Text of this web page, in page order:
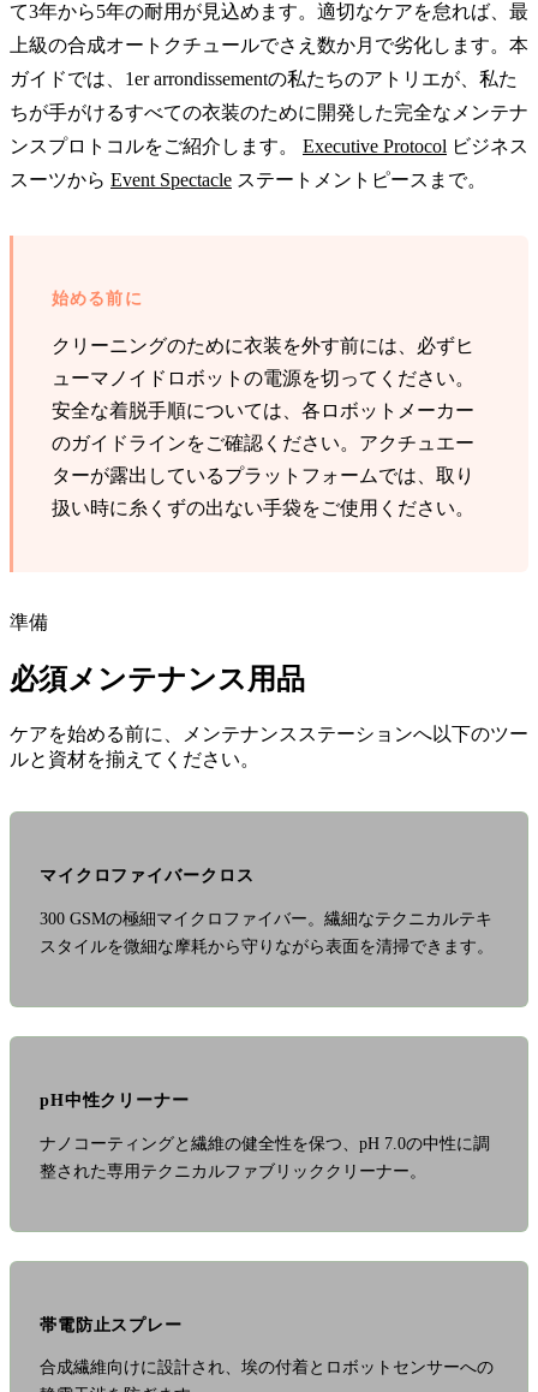
て3年から5年の耐用が見込めます。適切なケアを怠れば、最
上級の合成オートクチュールでさえ数か月で劣化します。本
ガイドでは、1er arrondissementの私たちのアトリエが、私た
ちが手がけるすべての衣装のために開発した完全なメンテナ
ンスプロトコルをご紹介します。 Executive Protocol ビジネス
スーツから Event Spectacle ステートメントピースまで。
始める前に
クリーニングのために衣装を外す前には、必ずヒ
ューマノイドロボットの電源を切ってください。
安全な着脱手順については、各ロボットメーカー
のガイドラインをご確認ください。アクチュエー
ターが露出しているプラットフォームでは、取り
扱い時に糸くずの出ない手袋をご使用ください。
準備
必須メンテナンス用品
ケアを始める前に、メンテナンスステーションへ以下のツー
ルと資材を揃えてください。
マイクロファイバークロス
300 GSMの極細マイクロファイバー。繊細なテクニカルテキ
スタイルを微細な摩耗から守りながら表面を清掃できます。
pH中性クリーナー
ナノコーティングと繊維の健全性を保つ、pH 7.0の中性に調
整された専用テクニカルファブリッククリーナー。
帯電防止スプレー
合成繊維向けに設計され、埃の付着とロボットセンサーへの